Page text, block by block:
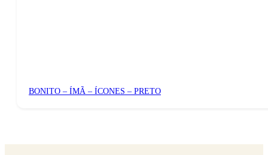
BONITO – ÍMÃ – ÍCONES – PRETO